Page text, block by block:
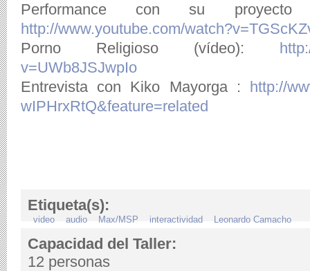
Performance con su
http://www.youtube.com/
Porno Religioso (vídeo):
v=UWb8JSJwpIo
Entrevista con Kiko Mayorga : http://
wIPHrxRtQ&feature=related
Etiqueta(s):
video audio Max/MSP interactividad Leonardo Camacho
Capacidad del Taller:
12 personas